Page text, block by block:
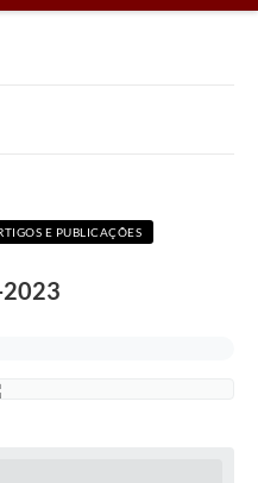
E PUBLICAÇÕES
2023